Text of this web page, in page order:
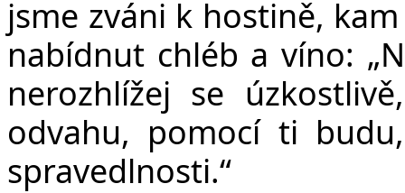
jsme zváni k hostině,
nabídnut chléb a víno: „
nerozhlížej se
odvahu, pomocí ti
spravedlnosti.“